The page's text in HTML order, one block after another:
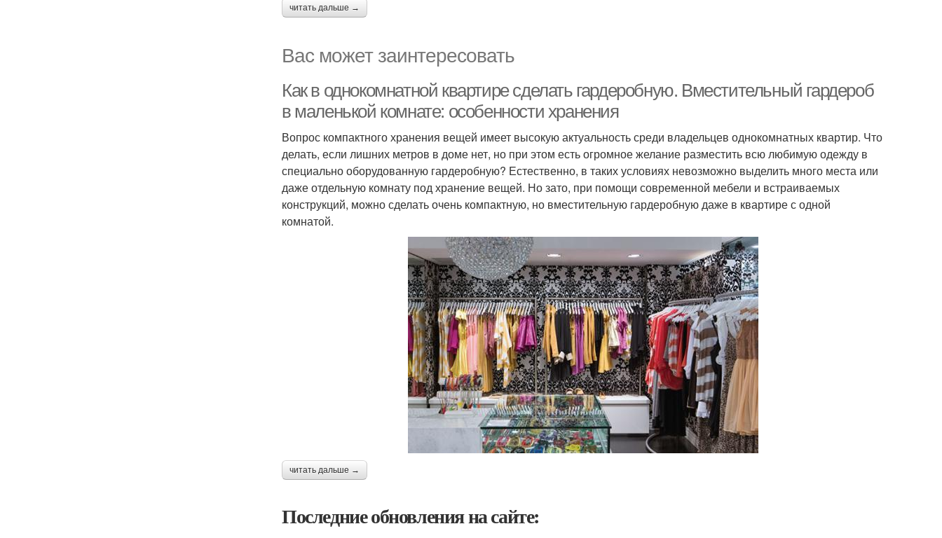
читать дальше →
Вас может заинтересовать
Как в однокомнатной квартире сделать гардеробную. Вместительный гардероб
в маленькой комнате: особенности хранения
Вопрос компактного хранения вещей имеет высокую актуальность среди владельцев однокомнатных квартир. Что
делать, если лишних метров в доме нет, но при этом есть огромное желание разместить всю любимую одежду в
специально оборудованную гардеробную? Естественно, в таких условиях невозможно выделить много места или
даже отдельную комнату под хранение вещей. Но зато, при помощи современной мебели и встраиваемых
конструкций, можно сделать очень компактную, но вместительную гардеробную даже в квартире с одной
комнатой.
читать дальше →
Последние обновления на сайте: